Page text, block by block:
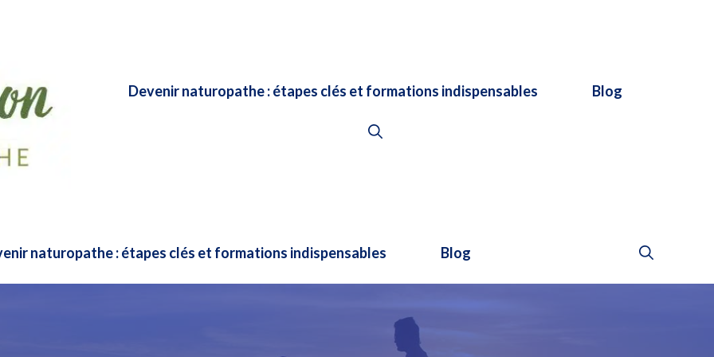
Devenir naturopathe : étapes clés et formations indispensables Blog
naturopathe : étapes clés et formations indispensables Blog